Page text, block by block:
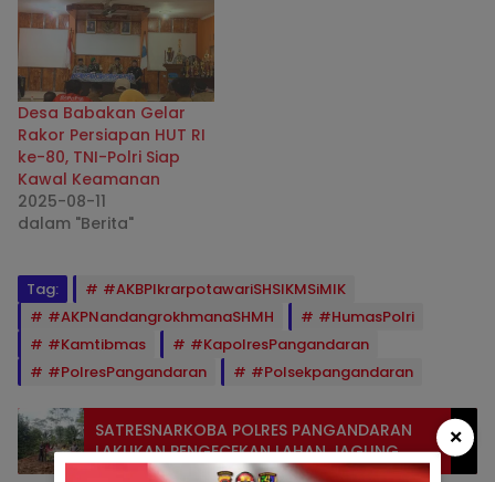
Desa Babakan Gelar
Rakor Persiapan HUT RI
ke-80, TNI-Polri Siap
Kawal Keamanan
2025-08-11
dalam "Berita"
Tag:
#AKBPIkrarpotawariSHSIKMSiMIK
#AKPNandangrokhmanaSHMH
#HumasPolri
#Kamtibmas
#KapolresPangandaran
#PolresPangandaran
#Polsekpangandaran
SATRESNARKOBA POLRES PANGANDARAN
LAKUKAN PENGECEKAN LAHAN JAGUNG
UNTUK DUKUNG KETAHANAN PANGAN
×